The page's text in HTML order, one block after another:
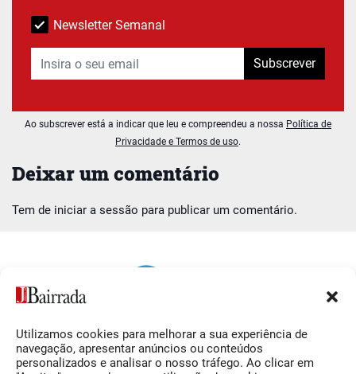
Utilizamos cookies para melhorar a sua experiência de
navegação, apresentar anúncios ou conteúdos
personalizados e analisar o nosso tráfego. Ao clicar em
Deixar um comentário
Tem de iniciar a sessão para publicar um comentário.
Newsletter Semanal
Subscrever
Ao subscrever está a indicar que leu e compreendeu a nossa Política de
Privacidade e Termos de uso.
Siga-nos O Jornal da Bairrada